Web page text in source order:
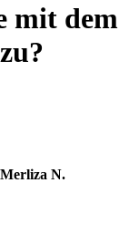
mit dem
Merliza N.